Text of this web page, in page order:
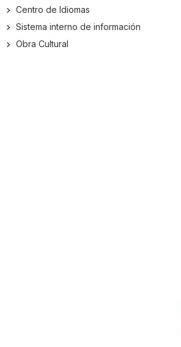
Centro de Idiomas
Sistema interno de información
Obra Cultural